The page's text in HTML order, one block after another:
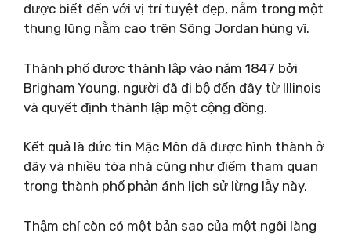
được biết đến với vị trí tuyệt đẹp, nằm trong một
thung lũng nằm cao trên Sông Jordan hùng vĩ.
Thành phố được thành lập vào năm 1847 bởi
Brigham Young, người đã đi bộ đến đây từ Illinois
và quyết định thành lập một cộng đồng.
Kết quả là đức tin Mặc Môn đã được hình thành ở
đây và nhiều tòa nhà cũng như điểm tham quan
trong thành phố phản ánh lịch sử lừng lẫy này.
Thậm chí còn có một bản sao của một ngôi làng